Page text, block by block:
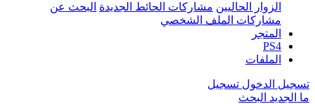
الزوار الحاليين مشاركات الحائط الجديدة البحث عن
مشاركات الملف الشخصي
المتجر
PS4
الملفات
تسجيل الدخول تسجيل
ما الجديد البحث